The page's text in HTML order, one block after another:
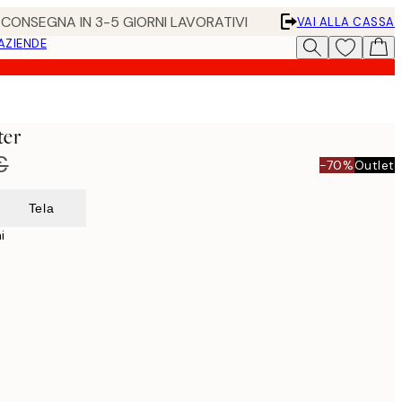
IN 3-5 GIORNI LAVORATIVI
VAI ALLA CASSA
-70%Outlet
Tela